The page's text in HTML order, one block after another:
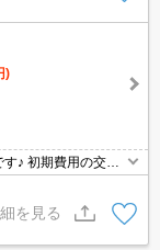
)
♪ 初期費用の交渉
を見る